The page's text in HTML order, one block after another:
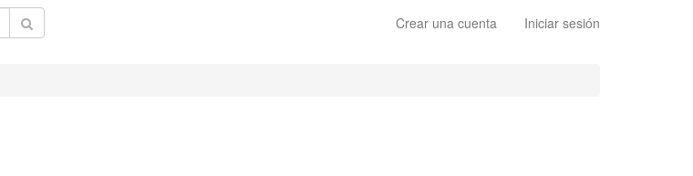
Crear una cuenta Iniciar sesión